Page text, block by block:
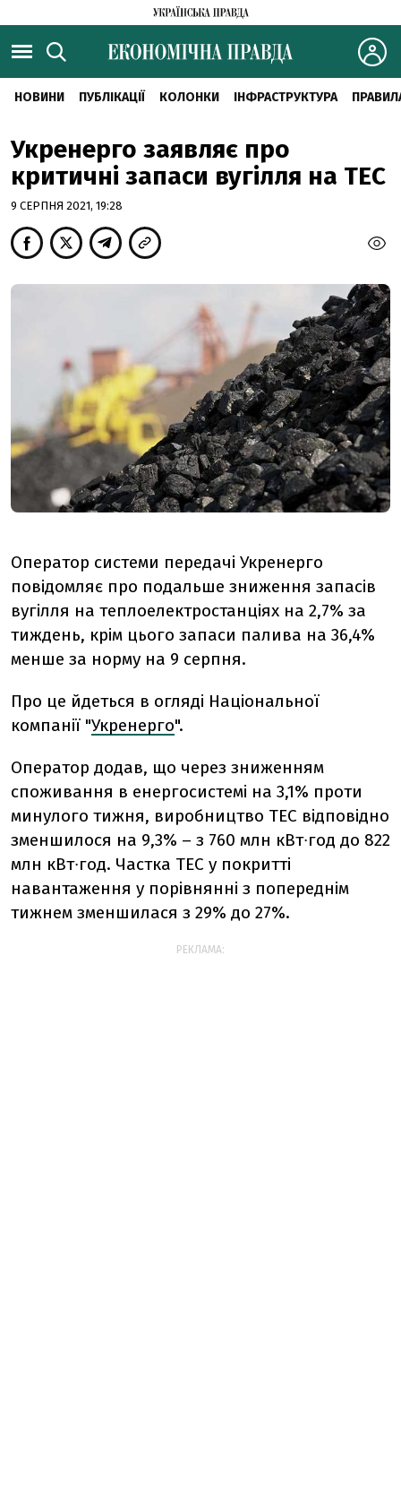
НОВИНИ ПУБЛІКАЦІЇ КОЛОНКИ ІНФРАСТРУКТУРА
Укренерго заявляє про
критичні запаси вугілля на ТЕС
9 СЕРПНЯ 2021, 19:28
Оператор системи передачі Укренерго
повідомляє про подальше зниження запасів
вугілля на теплоелектростанціях на 2,7% за
тиждень, крім цього запаси палива на 36,4%
менше за норму на 9 серпня.
Про це йдеться в огляді Національної
компанії "Укренерго".
Оператор додав, що через зниженням
споживання в енергосистемі на 3,1% проти
минулого тижня, виробництво ТЕС відповідно
зменшилося на 9,3% – з 760 млн кВт∙год до 822
млн кВт∙год. Частка ТЕС у покритті
навантаження у порівнянні з попереднім
тижнем зменшилася з 29% до 27%.
РЕКЛАМА: